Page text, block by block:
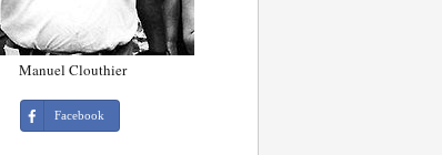
Manuel Clouthier
Facebook